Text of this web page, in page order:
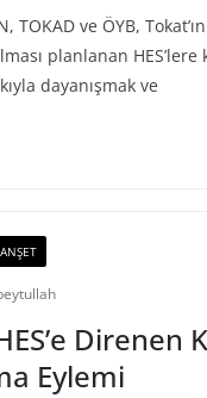
TOKAD ve ÖYB,
planlanan HES’lere
dayanışmak ve
Direnen
Eylemi